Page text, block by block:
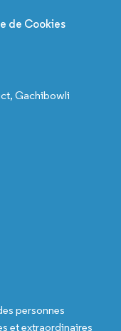
de Cookies
Gachibowli
personnes
et extraordinaires